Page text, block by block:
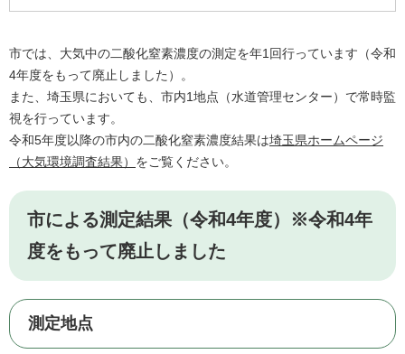
市では、大気中の二酸化窒素濃度の測定を年1回行っています（令和
4年度をもって廃止しました）。
また、埼玉県においても、市内1地点（水道管理センター）で常時監
視を行っています。
令和5年度以降の市内の二酸化窒素濃度結果は埼玉県ホームページ
（大気環境調査結果） をご覧ください。
市による測定結果（令和4年度）※令和4年
度をもって廃止しました
測定地点